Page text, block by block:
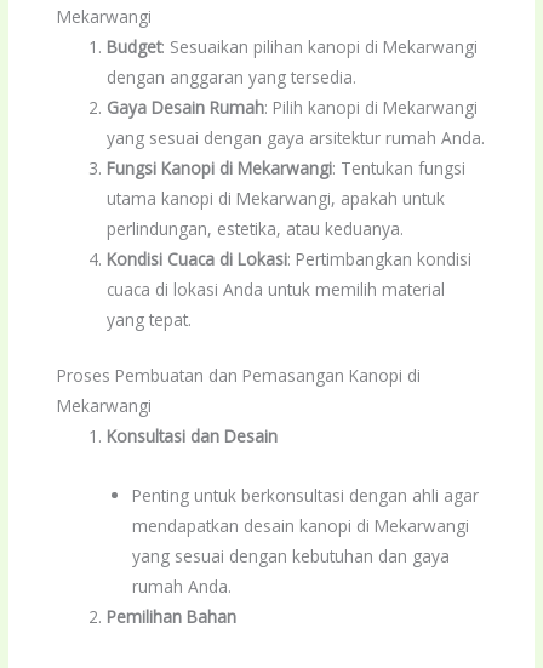
Mekarwangi
Budget: Sesuaikan pilihan kanopi di Mekarwangi
dengan anggaran yang tersedia.
Gaya Desain Rumah: Pilih kanopi di Mekarwangi
yang sesuai dengan gaya arsitektur rumah Anda.
Fungsi Kanopi di Mekarwangi: Tentukan fungsi
utama kanopi di Mekarwangi, apakah untuk
perlindungan, estetika, atau keduanya.
Kondisi Cuaca di Lokasi: Pertimbangkan kondisi
cuaca di lokasi Anda untuk memilih material
yang tepat.
Proses Pembuatan dan Pemasangan Kanopi di
Mekarwangi
Konsultasi dan Desain
Penting untuk berkonsultasi dengan ahli agar
mendapatkan desain kanopi di Mekarwangi
yang sesuai dengan kebutuhan dan gaya
rumah Anda.
Pemilihan Bahan